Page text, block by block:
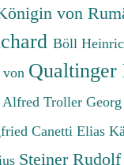
von
Böll
von Qualtinger
Troller Georg
Canetti Elias
Steiner Rudolf